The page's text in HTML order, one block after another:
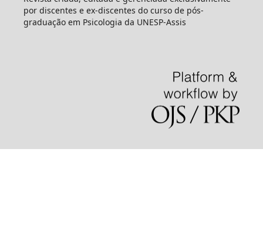
por discentes e ex-discentes do curso de pós-
graduação em Psicologia da UNESP-Assis